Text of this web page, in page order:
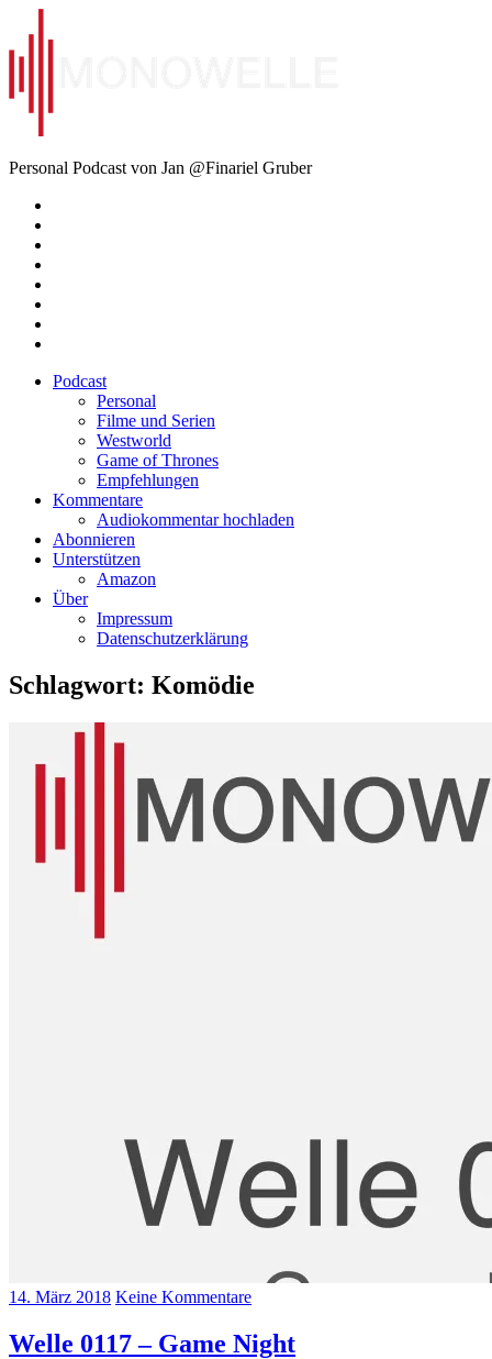
Inhalt
springen
Monowelle
Personal Podcast von Jan @Finariel Gruber
Podcast
Personal
Filme und Serien
Westworld
Game of Thrones
Empfehlungen
Kommentare
Audiokommentar hochladen
Abonnieren
Unterstützen
Amazon
Über
Impressum
Datenschutzerklärung
Schlagwort: Komödie
14. März 2018 Keine Kommentare
Welle 0117 – Game Night